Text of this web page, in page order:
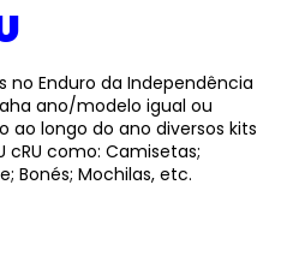
no Enduro da Independência
ano/modelo igual ou
ao longo do ano diversos kits
cRU como: Camisetas;
Bonés; Mochilas, etc.